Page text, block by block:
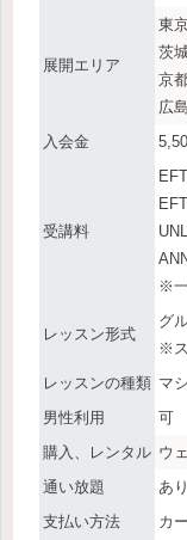
展開エリア
東
茨
京
広
入会金
受講料
※
レッスン形式
グ
※
レッスンの種類 マ
男性利用
可
購入、レンタル ウ
通い放題
あり
支払い方法
カ